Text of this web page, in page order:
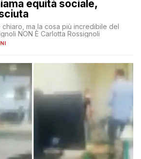
equità sociale,
ma la cosa più incredibile del
NON È Carlotta Rossignoli